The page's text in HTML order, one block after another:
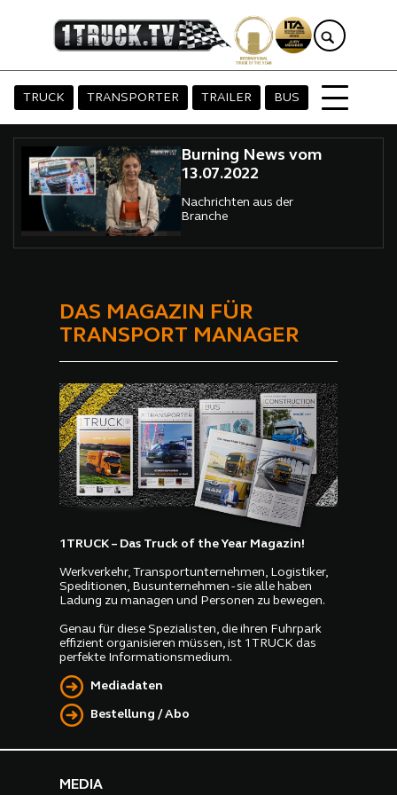
TRUCK TRANSPORTER TRAILER BUS
Burning News vom
13.07.2022
Nachrichten aus der
Branche
DAS MAGAZIN FÜR
TRANSPORT MANAGER
1TRUCK – Das Truck of the Year Magazin!
Werkverkehr, Transportunternehmen, Logistiker,
Speditionen, Busunternehmen - sie alle haben
Ladung zu managen und Personen zu bewegen.
Genau für diese Spezialisten, die ihren Fuhrpark
effizient organisieren müssen, ist 1TRUCK das
perfekte Informationsmedium.
Mediadaten
Bestellung / Abo
MEDIA